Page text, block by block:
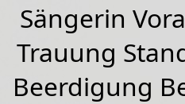
Sängerin
Trauung
Beerdigung